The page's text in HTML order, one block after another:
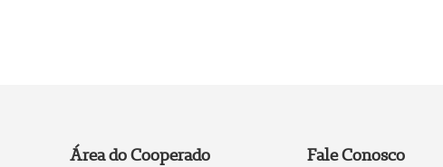
Área do Cooperado Fale Conosco